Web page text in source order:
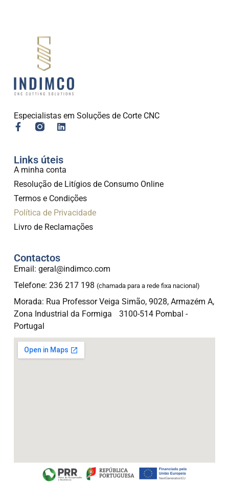
Especialistas em Soluções de Corte CNC
Links úteis
A minha conta
Resolução de Litígios de Consumo Online
Termos e Condições
Política de Privacidade
Livro de Reclamações
Contactos
Email: geral@indimco.com
Telefone: 236 217 198 (chamada para a rede fixa nacional)
Morada: Rua Professor Veiga Simão, 9028, Armazém A,
Zona Industrial da Formiga 3100-514 Pombal -
Portugal